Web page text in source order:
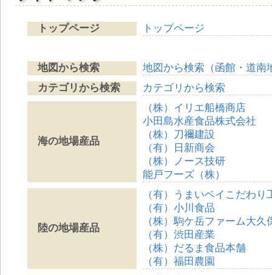
トップページ トップページ
地図から検索
地図から検索（函館・道南
カテゴリから検索
カテゴリから検索
海の地場産品
（株）イリエ船橋商店
小田島水産食品株式会社
（株）刀禰建設
（有）日新商会
（株）ノース技研
能戸フーズ（株）
陸の地場産品
（有）うまいベイこだわり
（有）小川食品
（株）駒ケ岳ファーム大久
（有）渋田産業
（株）だるま食品本舗
（有）福田農園